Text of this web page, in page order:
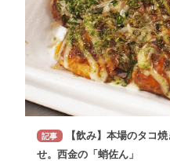
記事
【飲み】本場のタコ焼
せ。西金の「蛸佐ん」